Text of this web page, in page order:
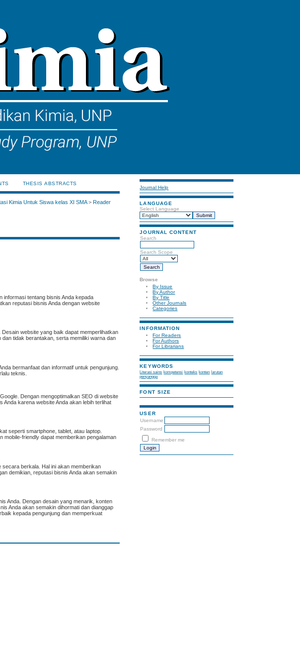
Journal Help
LANGUAGE
Select Language
JOURNAL CONTENT
Search
Search Scope
Browse
By Issue
By Author
By Title
Other Journals
Categories
INFORMATION
For Readers
For Authors
For Librarians
KEYWORDS
Literasi sains kompetensi konteks konten larutan
penyangga
FONT SIZE
USER
Username
Password
Remember me
THESIS ABSTRACTS
Kimia Untuk Siswa kelas XI SMA>Reader
informasi tentang bisnis Anda kepada
reputasi bisnis Anda dengan website
website yang baik dapat memperlihatkan
tidak berantakan, serta memiliki warna dan
bermanfaat dan informatif untuk pengunjung.
teknis.
Dengan mengoptimalkan SEO di website
Anda karena website Anda akan lebih terlihat
seperti smartphone, tablet, atau laptop.
friendly dapat memberikan pengalaman
berkala. Hal ini akan memberikan
demikian, reputasi bisnis Anda akan semakin
Anda. Dengan desain yang menarik, konten
Anda akan semakin dihormati dan dianggap
kepada pengunjung dan memperkuat